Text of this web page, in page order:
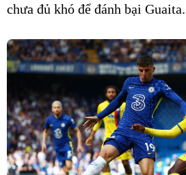
chưa đủ khó để đánh bại Guaita.